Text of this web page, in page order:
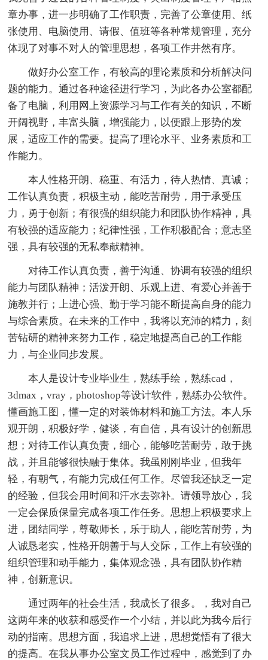
章办事，进一步明确了工作职责，完善了公章使用、纸
张使用、电脑使用、请假、值班等各种常规管理，充分
体现了对事不对人的管理思想，各项工作井然有序。
做好办公室工作，有较高的理论素质和分析解决问
题的能力。通过各种途径进行学习，为此各办公室都配
备了电脑，利用网上资源学习与工作有关的知识，不断
开阔视野，丰富头脑，增强能力，以便跟上形势的发
展，适应工作的需要。提高了理论水平、业务素质和工
作能力。
本人性格开朗、稳重、有活力，待人热情、真诚；
工作认真负责，积极主动，能吃苦耐劳，用于承受压
力，勇于创新；有很强的组织能力和团队协作精神，具
有较强的适应能力；纪律性强，工作积极配合；意志坚
强，具有较强的无私奉献精神。
对待工作认真负责，善于沟通、协调有较强的组织
能力与团队精神；活泼开朗、乐观上进、有爱心并善于
施教并行；上进心强、勤于学习能不断提高自身的能力
与综合素质。在未来的工作中，我将以充沛的精力，刻
苦钻研的精神来努力工作，稳定地提高自己的工作能
力，与企业同步发展。
本人是设计专业毕业生，熟练手绘，熟练cad，
3dmax，vray，photoshop等设计软件，熟练办公软件。
懂画施工图，懂一定的对装饰材料和施工方法。本人乐
观开朗，积极好学，健谈，有自信，具有设计的创新思
想；对待工作认真负责，细心，能够吃苦耐劳，敢于挑
战，并且能够很快融于集体。我虽刚刚毕业，但我年
轻，有朝气，有能力完成任何工作。尽管我还缺乏一定
的经验，但我会用时间和汗水去弥补。请领导放心，我
一定会保质保量完成各项工作任务。思想上积极要求上
进，团结同学，尊敬师长，乐于助人，能吃苦耐劳，为
人诚恳老实，性格开朗善于与人交际，工作上有较强的
组织管理和动手能力，集体观念强，具有团队协作精
神，创新意识。
通过两年的社会生活，我成长了很多。，我对自己
这两年来的收获和感受作一个小结，并以此为我今后行
动的指南。思想方面，我追求上进，思想觉悟有了很大
的提高。在我从事办公室文员工作过程中，感觉到了办